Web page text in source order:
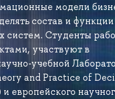
модели
состав и функции
систем. Студенты
участвуют в
учебной
and Practice of
европейского